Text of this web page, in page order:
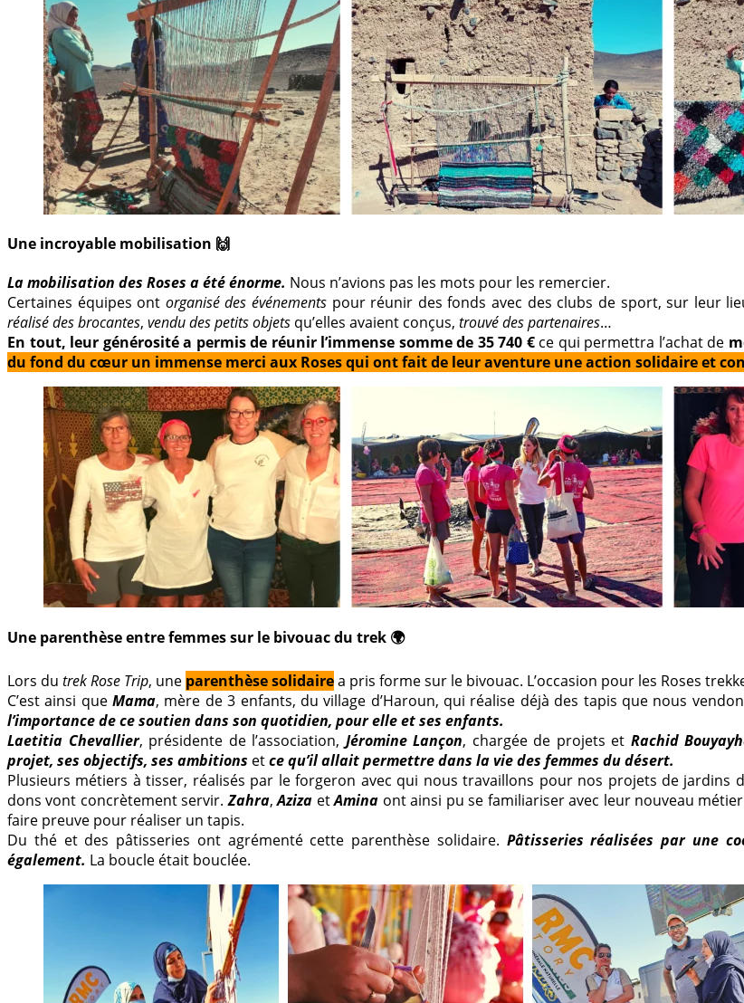
Une incroyable mobilisation 🙌
La mobilisation des Roses a été énorme. Nous n’avions pas les mots pour les remercier.
Certaines équipes ont organisé des événements pour réunir des fonds avec des clubs de sport, sur leur
réalisé des brocantes, vendu des petits objets qu’elles avaient conçus, trouvé des partenaires…
En tout, leur générosité a permis de réunir l’immense somme de 35 740 €ce qui permettra l’achat de
du fond du cœur un immense merci aux Roses qui ont fait de leur aventure une action solidaire et
Une parenthèse entre femmes sur le bivouac du trek 🌍
Lors du trek Rose Trip, une parenthèse solidairea pris forme sur le bivouac. L’occasion pour les Roses
C’est ainsi queMama, mère de 3 enfants, du village d’Haroun, qui réalise déjà des tapis que nous
l’importance de ce soutien dans son quotidien, pour elle et ses enfants.
Laetitia Chevallier, présidente de l’association, Jéromine Lançon, chargée de projets et Rachid
projet, ses objectifs, ses ambitions etce qu’il allait permettre dans la vie des femmes du désert.
Plusieurs métiers à tisser, réalisés par le forgeron avec qui nous travaillons pour nos projets de jardins
dons vont concrètement servir.Zahra,Aziza etAmina ont ainsi pu se familiariser avec leur nouveau
faire preuve pour réaliser un tapis.
Du thé et des pâtisseries ont agrémenté cette parenthèse solidaire. Pâtisseries réalisées par une
également. La boucle était bouclée.